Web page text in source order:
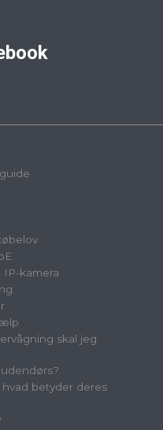
IP-kamera
skal jeg
hvad betyder deres